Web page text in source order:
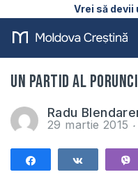
Vrei să
Un partid al
Radu
29 martie 2015